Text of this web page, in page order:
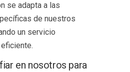
se adapta a las
de nuestros
un servicio
en nosotros para